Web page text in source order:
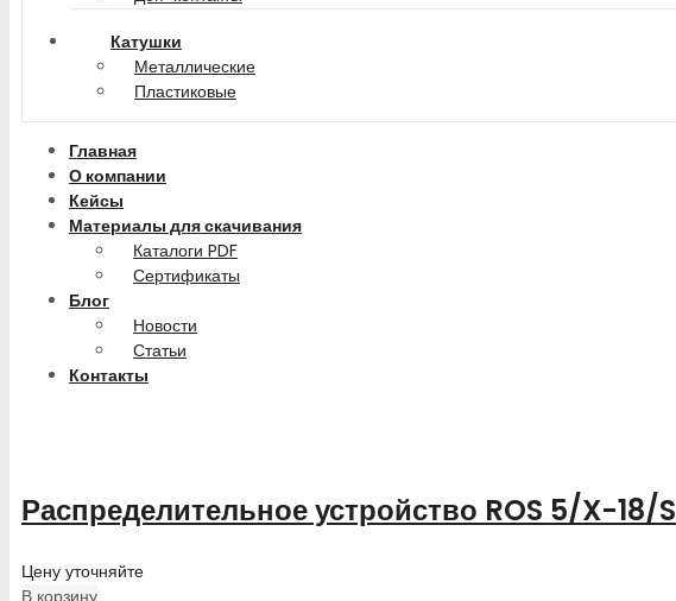
Катушки
Металлические
Пластиковые
Главная
О компании
Кейсы
Материалы для скачивания
Каталоги PDF
Сертификаты
Блог
Новости
Статьи
Контакты
Распределительное устройство ROS 5/X-18/S
Цену уточняйте
В корзину